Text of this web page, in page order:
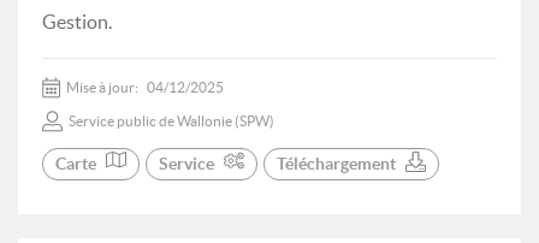
Gestion.
Mise à jour: 04/12/2025
Service public de Wallonie (SPW)
Carte Service Téléchargement